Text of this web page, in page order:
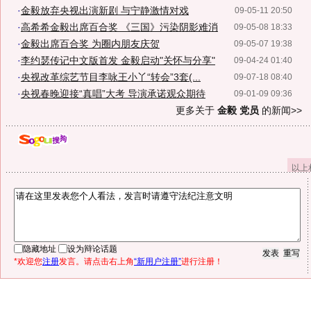
09-05-11 20:50
·金毅放弃央视出演新剧 与宁静激情对戏
09-05-08 18:33
·高希希金毅出席百合奖 《三国》污染阴影难消
09-05-07 19:38
·金毅出席百合奖 为圈内朋友庆贺
09-04-24 01:40
·李约瑟传记中文版首发 金毅启动"关怀与分享"
09-07-18 08:40
·央视改革综艺节目李咏王小丫“转会”3套(...
09-01-09 09:36
·央视春晚迎接“真唱”大考 导演承诺观众期待
更多关于 金毅 党员 的新闻>>
以
隐藏地址
设为辩论话题
*欢迎您注册发言。请点击右上角“新用户注册”进行注册！